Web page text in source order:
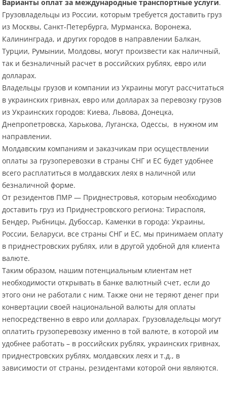
Варианты оплат за международные транспортные услуги.
Грузовладельцы из России, которым требуется доставить груз
из Москвы, Санкт-Петербурга, Мурманска, Воронежа,
Калининграда, и других городов в направлении Балкан,
Турции, Румынии, Молдовы, могут произвести как наличный,
так и безналичный расчет в российских рублях, евро или
долларах.
Владельцы грузов и компании из Украины могут рассчитаться
в украинских гривнах, евро или долларах за перевозку грузов
из Украинских городов: Киева, Львова, Донецка,
Днепропетровска, Харькова, Луганска, Одессы, в нужном им
направлении.
Молдавским компаниям и заказчикам при осуществлении
оплаты за грузоперевозки в страны СНГ и ЕС будет удобнее
всего расплатиться в молдавских леях в наличной или
безналичной форме.
От резидентов ПМР — Приднестровья, которым необходимо
доставить груз из Приднестровского региона: Тирасполя,
Бендер, Рыбницы, Дубоссар, Каменки в города: Украины,
России, Беларуси, все страны СНГ и ЕС, мы принимаем оплату
в приднестровских рублях, или в другой удобной для клиента
валюте.
Таким образом, нашим потенциальным клиентам нет
необходимости открывать в банке валютный счет, если до
этого они не работали с ним. Также они не теряют денег при
конвертации своей национальной валюты для оплаты
непосредственно в евро или долларах. Грузовладельцы могут
оплатить грузоперевозку именно в той валюте, в которой им
удобнее работать – в российских рублях, украинских гривнах,
приднестровских рублях, молдавских леях и т.д., в
зависимости от страны, резидентами которой они являются.